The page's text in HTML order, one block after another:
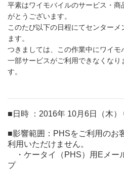
平素はワイモバイルのサービス・商
がとうございます。
このたび以下の日程にてセンター
ます。
つきましては、この作業中にワイモ
一部サービスがご利用できなくなり
す。
■日時 ：2016年 10月6日（木）
■影響範囲：PHSをご利用のお
利用いただけません。
・ケータイ（PHS）用Eメー
プ